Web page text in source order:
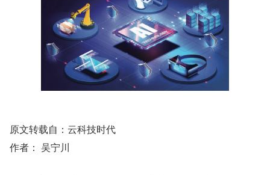
原文转载自：云科技时代
作者： 吴宁川